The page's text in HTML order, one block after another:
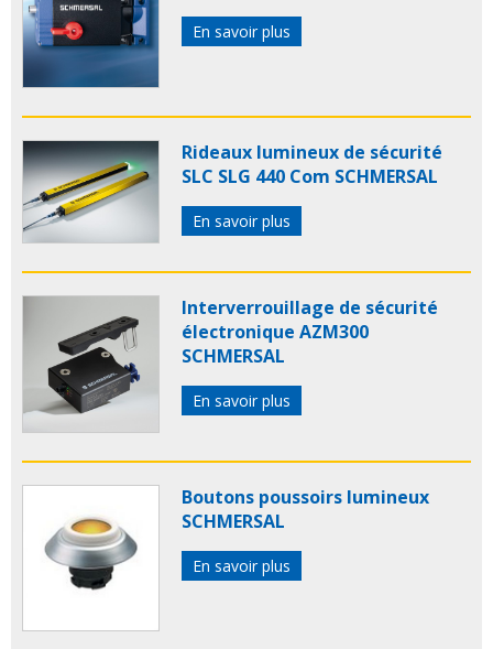
En savoir plus
Rideaux lumineux de sécurité
SLC SLG 440 Com SCHMERSAL
En savoir plus
Interverrouillage de sécurité
électronique AZM300
SCHMERSAL
En savoir plus
Boutons poussoirs lumineux
SCHMERSAL
En savoir plus